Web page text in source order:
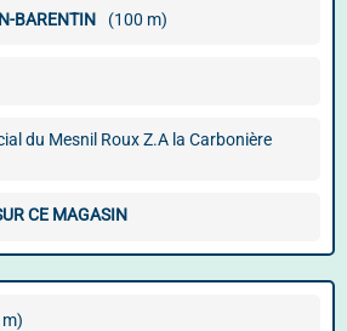
BARENTIN (100 m)
du Mesnil Roux Z.A la Carbonière
CE MAGASIN